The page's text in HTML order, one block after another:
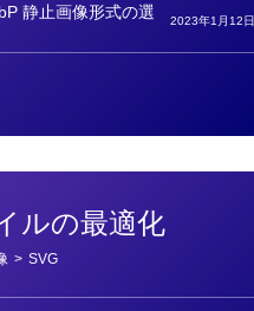
静止画像形式の選
2023年1月12日
ルの最適化
> SVG